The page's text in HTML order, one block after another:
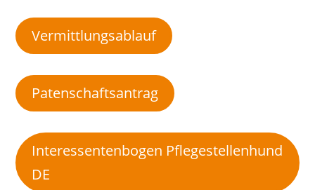
Vermittlungsablauf
Patenschaftsantrag
Interessentenbogen Pflegestellenhund
DE